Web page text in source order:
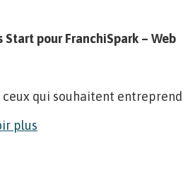
Start pour FranchiSpark – Web
ceux qui souhaitent
plus